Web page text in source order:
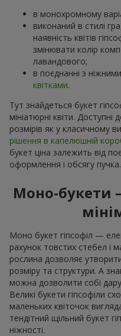
в монохромному
виконаний в стилі
наявність квітів
змінювати колір
лавандового;
в поєднанні з
квітками.
Тут знайдеться букет
мініатюрні квіти. Доступні
розмірів як у класичному
рішення в капелюшній
букет ціна залежить від
оформлення і обсягу пучка.
Моно-букети
Моно букет гіпсофіл —
рахунок товстих стебел і
рослина дозволяє
розміру та структури. А
можна дозволити собі
Великі букети гіпсофіли
маленьких квіточок
тендітний щільний букет
ніжності.